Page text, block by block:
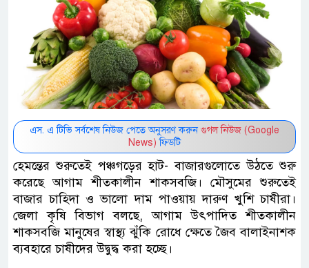
এস. এ টিভি সর্বশেষ নিউজ পেতে অনুসরণ করুন গুগল নিউজ (Google
News) ফিডটি
হেমন্তের শুরুতেই পঞ্চগড়ের হাট- বাজারগুলোতে উঠতে শুরু
করেছে আগাম শীতকালীন শাকসবজি। মৌসুমের শুরুতেই
বাজার চাহিদা ও ভালো দাম পাওয়ায় দারুণ খুশি চাষীরা।
জেলা কৃষি বিভাগ বলছে, আগাম উৎপাদিত শীতকালীন
শাকসবজি মানুষের স্বাস্থ্য ঝুঁকি রোধে ক্ষেতে জৈব বালাইনাশক
ব্যবহারে চাষীদের উদ্বুদ্ধ করা হচ্ছে।